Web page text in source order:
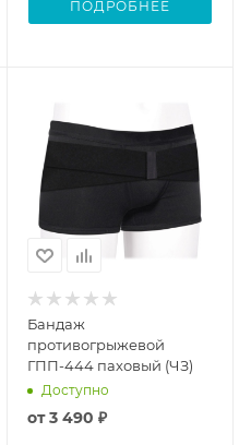
ПОДРОБНЕЕ
Бандаж
противогрыжевой
ГПП-444 паховый (ЧЗ)
Доступно
от3 490 ₽